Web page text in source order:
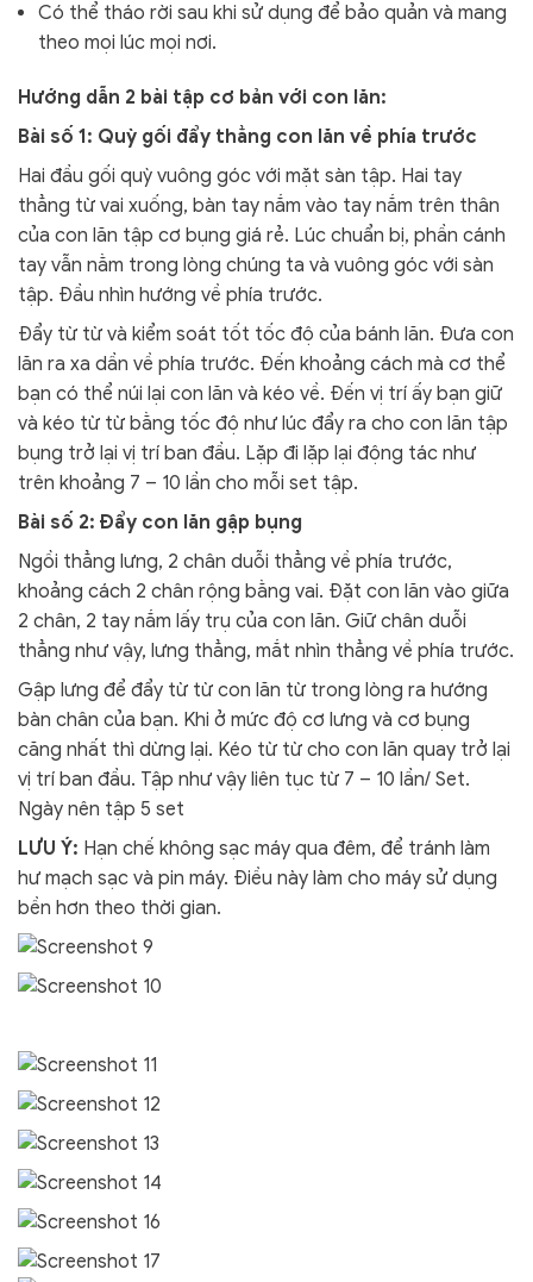
Có thể tháo rời sau khi sử dụng để bảo quản và mang
theo mọi lúc mọi nơi.
Hướng dẫn 2 bài tập cơ bản với con lăn:
Bài số 1: Quỳ gối đẩy thẳng con lăn về phía trước
Hai đầu gối quỳ vuông góc với mặt sàn tập. Hai tay
thẳng từ vai xuống, bàn tay nắm vào tay nắm trên thân
của con lăn tập cơ bụng giá rẻ. Lúc chuẩn bị, phần cánh
tay vẫn nằm trong lòng chúng ta và vuông góc với sàn
tập. Đầu nhìn hướng về phía trước.
Đẩy từ từ và kiểm soát tốt tốc độ của bánh lăn. Đưa con
lăn ra xa dần về phía trước. Đến khoảng cách mà cơ thể
bạn có thể núi lại con lăn và kéo về. Đến vị trí ấy bạn giữ
và kéo từ từ bằng tốc độ như lúc đẩy ra cho con lăn tập
bụng trở lại vị trí ban đầu. Lặp đi lặp lại động tác như
trên khoảng 7 – 10 lần cho mỗi set tập.
Bài số 2: Đẩy con lăn gập bụng
Ngồi thẳng lưng, 2 chân duỗi thẳng về phía trước,
khoảng cách 2 chân rộng bằng vai. Đặt con lăn vào giữa
2 chân, 2 tay nắm lấy trụ của con lăn. Giữ chân duỗi
thẳng như vậy, lưng thẳng, mắt nhìn thẳng về phía trước.
Gập lưng để đẩy từ từ con lăn từ trong lòng ra hướng
bàn chân của bạn. Khi ở mức độ cơ lưng và cơ bụng
căng nhất thì dừng lại. Kéo từ từ cho con lăn quay trở lại
vị trí ban đầu. Tập như vậy liên tục từ 7 – 10 lần/ Set.
Ngày nên tập 5 set
LƯU Ý: Hạn chế không sạc máy qua đêm, để tránh làm
hư mạch sạc và pin máy. Điều này làm cho máy sử dụng
bền hơn theo thời gian.